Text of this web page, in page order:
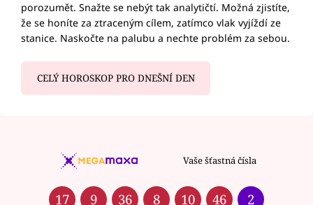
porozumět. Snažte se nebýt tak analytičtí. Možná zjistíte,
že se honíte za ztraceným cílem, zatímco vlak vyjíždí ze
stanice. Naskočte na palubu a nechte problém za sebou.
CELÝ HOROSKOP PRO DNEŠNÍ DEN
Vaše šťastná čísla
17 9 36 8 10 46 2